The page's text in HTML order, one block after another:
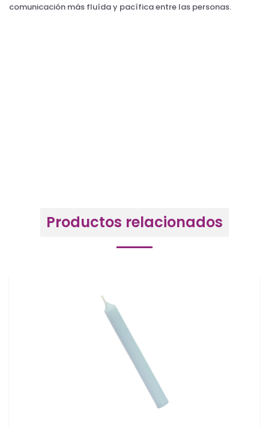
comunicación más fluída y pacífica entre las personas.
Productos relacionados